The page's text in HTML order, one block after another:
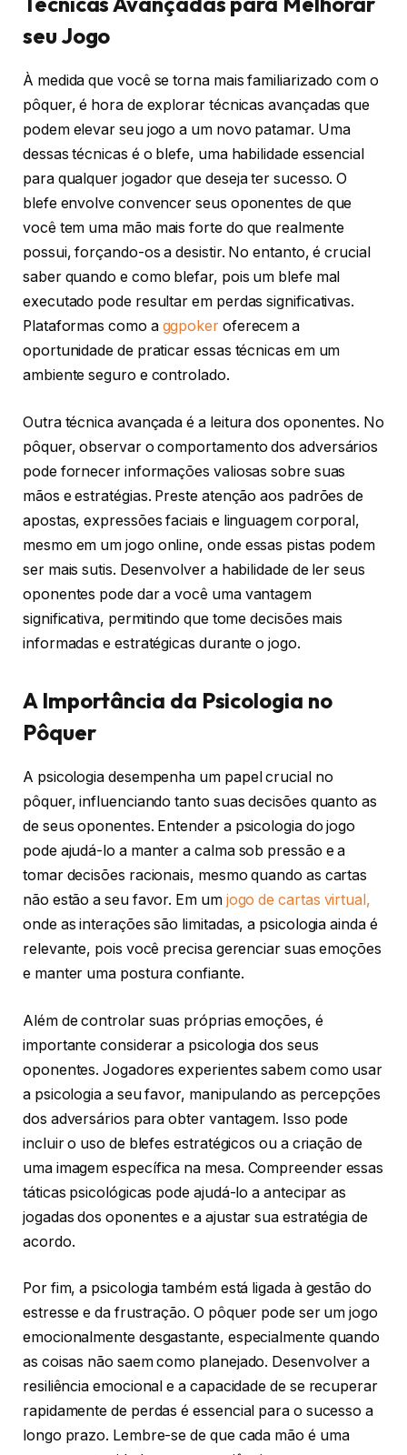
seu Jogo
À medida que você se torna mais familiarizado com o
pôquer, é hora de explorar técnicas avançadas que
podem elevar seu jogo a um novo patamar. Uma
dessas técnicas é o blefe, uma habilidade essencial
para qualquer jogador que deseja ter sucesso. O
blefe envolve convencer seus oponentes de que
você tem uma mão mais forte do que realmente
possui, forçando-os a desistir. No entanto, é crucial
saber quando e como blefar, pois um blefe mal
executado pode resultar em perdas significativas.
Plataformas como a ggpoker oferecem a
oportunidade de praticar essas técnicas em um
ambiente seguro e controlado.
Outra técnica avançada é a leitura dos oponentes. No
pôquer, observar o comportamento dos adversários
pode fornecer informações valiosas sobre suas
mãos e estratégias. Preste atenção aos padrões de
apostas, expressões faciais e linguagem corporal,
mesmo em um jogo online, onde essas pistas podem
ser mais sutis. Desenvolver a habilidade de ler seus
oponentes pode dar a você uma vantagem
significativa, permitindo que tome decisões mais
informadas e estratégicas durante o jogo.
A Importância da Psicologia no
Pôquer
A psicologia desempenha um papel crucial no
pôquer, influenciando tanto suas decisões quanto as
de seus oponentes. Entender a psicologia do jogo
pode ajudá-lo a manter a calma sob pressão e a
tomar decisões racionais, mesmo quando as cartas
não estão a seu favor. Em um jogo de cartas virtual,
onde as interações são limitadas, a psicologia ainda é
relevante, pois você precisa gerenciar suas emoções
e manter uma postura confiante.
Além de controlar suas próprias emoções, é
importante considerar a psicologia dos seus
oponentes. Jogadores experientes sabem como usar
a psicologia a seu favor, manipulando as percepções
dos adversários para obter vantagem. Isso pode
incluir o uso de blefes estratégicos ou a criação de
uma imagem específica na mesa. Compreender essas
táticas psicológicas pode ajudá-lo a antecipar as
jogadas dos oponentes e a ajustar sua estratégia de
acordo.
Por fim, a psicologia também está ligada à gestão do
estresse e da frustração. O pôquer pode ser um jogo
emocionalmente desgastante, especialmente quando
as coisas não saem como planejado. Desenvolver a
resiliência emocional e a capacidade de se recuperar
rapidamente de perdas é essencial para o sucesso a
longo prazo. Lembre-se de que cada mão é uma